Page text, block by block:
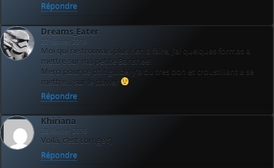
Répondre
Dreams_Eater
27 février 2016
Moi qui ne trouvais plus rien a faire, j’ai quelques formas a
mettre sur ma petite Banshee!
Merci pour ce p’tit guide, y’a du tres bon et croustillant a se
mettre… sur le clavier
Répondre
Khiriana
28 février 2016
Voilà, c’est corrigé :’)
Répondre